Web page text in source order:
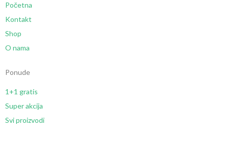
Početna
Kontakt
Shop
O nama
Ponude
1+1 gratis
Super akcija
Svi proizvodi